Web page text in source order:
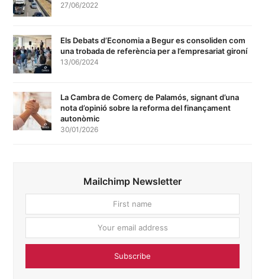
27/06/2022
Els Debats d’Economia a Begur es consoliden com
una trobada de referència per a l’empresariat gironí
13/06/2024
La Cambra de Comerç de Palamós, signant d’una
nota d’opinió sobre la reforma del finançament
autonòmic
30/01/2026
Mailchimp Newsletter
name
Subscribe